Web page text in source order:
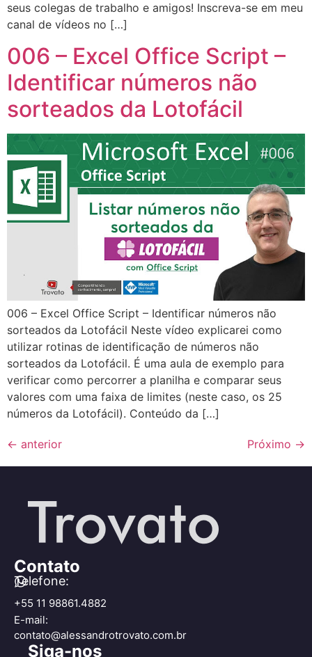
seus colegas de trabalho e amigos! Inscreva-se em meu
canal de vídeos no […]
006 – Excel Office Script –
Identificar números não
sorteados da Lotofácil
006 – Excel Office Script – Identificar números não
sorteados da Lotofácil Neste vídeo explicarei como
utilizar rotinas de identificação de números não
sorteados da Lotofácil. É uma aula de exemplo para
verificar como percorrer a planilha e comparar seus
valores com uma faixa de limites (neste caso, os 25
números da Lotofácil). Conteúdo da […]
← anterior Próximo →
Contato
Telefone:
+55 11 98861.4882
E-mail:
contato@alessandrotrovato.com.br
Siga-nos